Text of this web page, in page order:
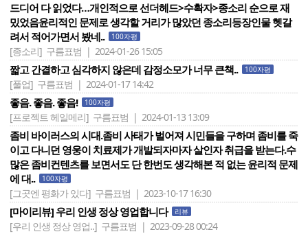
드디어 다 읽었다…개인적으로 선더헤드>수확자>종소리 순으로 재
밌었음윤리적인 문제로 생각할 거리가 많았던 종소리등장인물 헷갈
려서 적어가면서 봤네..
100자평
[종소리] 구름표범 | 2024-01-26 15:05
짧고 간결하고 심각하지 않은데 감정소모가 너무 큰책.. 100자평
[풀업] 구름표범 | 2024-01-17 14:42
좋음. 좋음. 좋음! 100자평
[프로젝트 헤일메리] 구름표범 | 2024-01-13 13:09
좀비 바이러스의 시대.좀비 사태가 벌어져 시민들을 구하며 좀비를 죽
이고 다니던 영웅이 치료제가 개발되자마자 살인자 취급을 받는다.수
많은 좀비컨텐츠를 보면서도 단 한번도 생각해본 적 없는 윤리적 문제
에 대..
100자평
[그곳엔 평화가 있다] 구름표범 | 2023-10-17 16:30
[마이리뷰] 우리 인생 정상 영업합니다 리뷰
[우리 인생 정상 영업..] 구름표범 | 2023-09-28 00:24